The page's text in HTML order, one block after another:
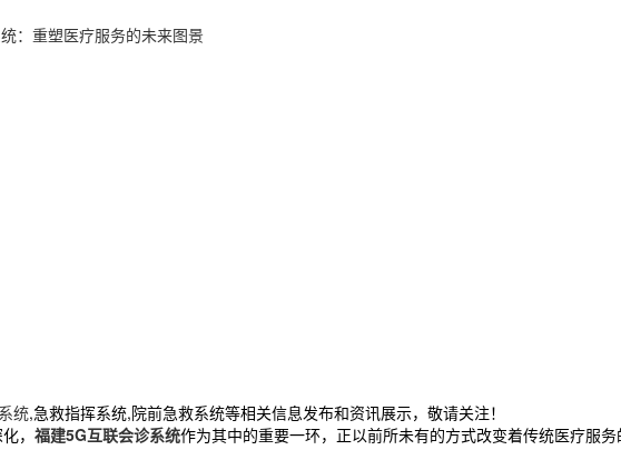
：重塑医疗服务的未来图景
统,急救指挥系统,院前急救系统等相关信息发布和资讯展示，敬请关注！
， 福建5G互联会诊系统作为其中的重要一环，正以前所未有的方式改变着传统医疗服